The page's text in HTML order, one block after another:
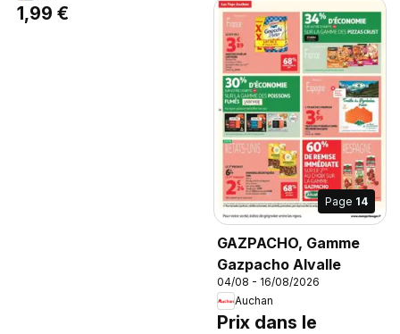
1,99 €
Page 14
GAZPACHO, Gamme
Gazpacho Alvalle
04/08 - 16/08/2026
Auchan
Prix dans le